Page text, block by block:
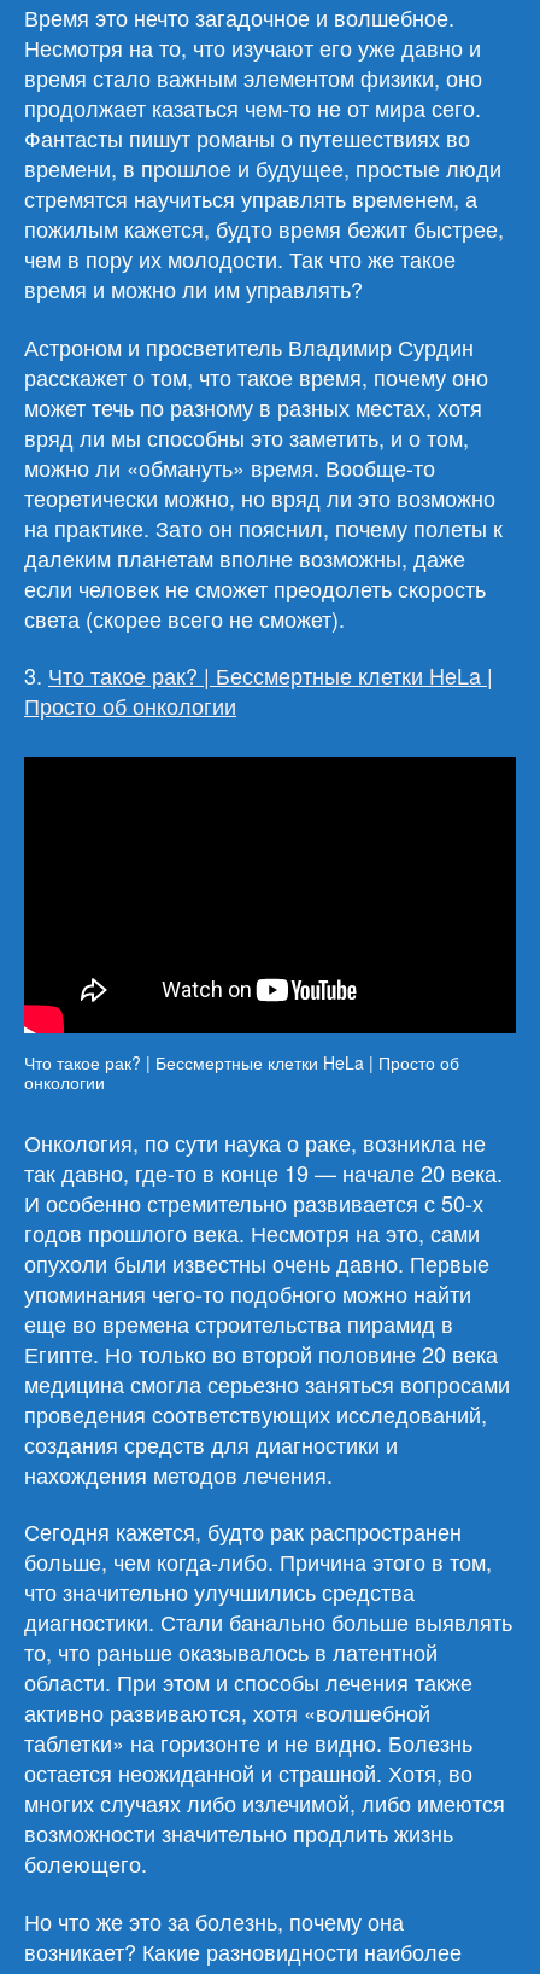
Время это нечто загадочное и волшебное.
Несмотря на то, что изучают его уже давно и
время стало важным элементом физики, оно
продолжает казаться чем-то не от мира сего.
Фантасты пишут романы о путешествиях во
времени, в прошлое и будущее, простые люди
стремятся научиться управлять временем, а
пожилым кажется, будто время бежит быстрее,
чем в пору их молодости. Так что же такое
время и можно ли им управлять?
Астроном и просветитель Владимир Сурдин
расскажет о том, что такое время, почему оно
может течь по разному в разных местах, хотя
вряд ли мы способны это заметить, и о том,
можно ли «обмануть» время. Вообще-то
теоретически можно, но вряд ли это возможно
на практике. Зато он пояснил, почему полеты к
далеким планетам вполне возможны, даже
если человек не сможет преодолеть скорость
света (скорее всего не сможет).
3. Что такое рак? | Бессмертные клетки HeLa |
Просто об онкологии
Что такое рак? | Бессмертные клетки HeLa | Просто об
онкологии
Онкология, по сути наука о раке, возникла не
так давно, где-то в конце 19 — начале 20 века.
И особенно стремительно развивается с 50-х
годов прошлого века. Несмотря на это, сами
опухоли были известны очень давно. Первые
упоминания чего-то подобного можно найти
еще во времена строительства пирамид в
Египте. Но только во второй половине 20 века
медицина смогла серьезно заняться вопросами
проведения соответствующих исследований,
создания средств для диагностики и
нахождения методов лечения.
Сегодня кажется, будто рак распространен
больше, чем когда-либо. Причина этого в том,
что значительно улучшились средства
диагностики. Стали банально больше выявлять
то, что раньше оказывалось в латентной
области. При этом и способы лечения также
активно развиваются, хотя «волшебной
таблетки» на горизонте и не видно. Болезнь
остается неожиданной и страшной. Хотя, во
многих случаях либо излечимой, либо имеются
возможности значительно продлить жизнь
болеющего.
Но что же это за болезнь, почему она
возникает? Какие разновидности наиболее